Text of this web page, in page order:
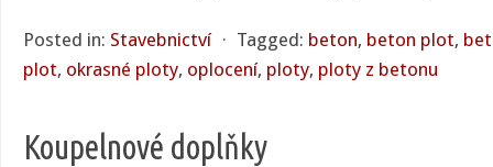
Posted in: Stavebnictví ⋅ Tagged: beton, beton plot,
plot, okrasné ploty, oplocení, ploty, ploty z betonu
Koupelnové doplňky